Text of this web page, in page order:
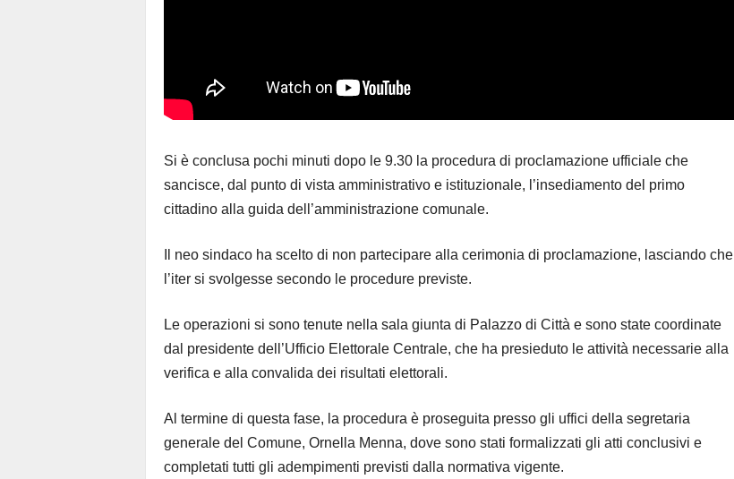
Si è conclusa pochi minuti dopo le 9.30 la procedura di proclamazione ufficiale che
sancisce, dal punto di vista amministrativo e istituzionale, l’insediamento del primo
cittadino alla guida dell’amministrazione comunale.
Il neo sindaco ha scelto di non partecipare alla cerimonia di proclamazione, lasciando che
l’iter si svolgesse secondo le procedure previste.
Le operazioni si sono tenute nella sala giunta di Palazzo di Città e sono state coordinate
dal presidente dell’Ufficio Elettorale Centrale, che ha presieduto le attività necessarie alla
verifica e alla convalida dei risultati elettorali.
Al termine di questa fase, la procedura è proseguita presso gli uffici della segretaria
generale del Comune, Ornella Menna, dove sono stati formalizzati gli atti conclusivi e
completati tutti gli adempimenti previsti dalla normativa vigente.